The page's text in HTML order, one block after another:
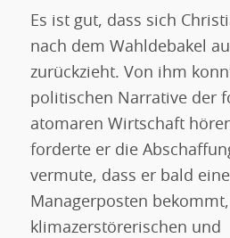
Es ist gut, dass sich
nach dem Wahldebakel
zurückzieht. Von ihm
politischen Narrative der
atomaren Wirtschaft
forderte er die
vermute, dass er bald
Managerposten
klimazerstörerischen und